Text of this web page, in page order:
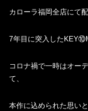
カローラ福岡全店にて
7年目に突入した
コロナ禍で一時はオー
て、
本作に込められた思い